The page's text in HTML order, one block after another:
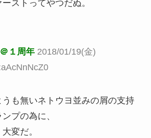
ストってやつだぬ。
１周年 2018/01/19(金)
うも無いネトウヨ並みの屑の支持
プの為に、
変だ。